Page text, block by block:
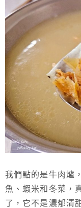
我們點的是牛肉爐
魚、蝦米和冬菜，
了，它不是濃郁清